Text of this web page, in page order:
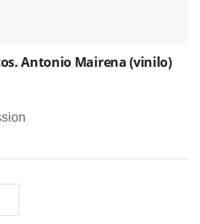
Antonio Mairena (vinilo)